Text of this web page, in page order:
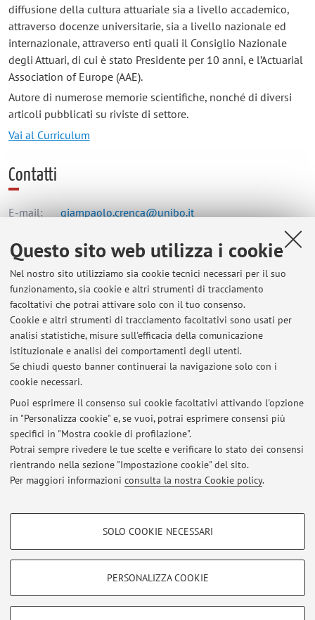
Questo sito web utilizza i cookie
Nel nostro sito utilizziamo sia cookie tecnici necessari per il suo
funzionamento, sia cookie e altri strumenti di tracciamento
facoltativi che potrai attivare solo con il tuo consenso.
Cookie e altri strumenti di tracciamento facoltativi sono usati per
analisi statistiche, misure sull'efficacia della comunicazione
istituzionale e analisi dei comportamenti degli utenti.
Se chiudi questo banner continuerai la navigazione solo con i
cookie necessari.
Puoi esprimere il consenso sui cookie facoltativi attivando l'opzione
in "Personalizza cookie" e, se vuoi, potrai esprimere consensi più
specifici in "Mostra cookie di profilazione".
Potrai sempre rivedere le tue scelte e verificare lo stato dei consensi
rientrando nella sezione "Impostazione cookie" del sito.
Per maggiori informazioni consulta la nostra Cookie policy.
COOKIE DI PROFILAZIONE - FACOLTATIVI
SOLO COOKIE NECESSARI
PERSONALIZZA COOKIE
diffusione della cultura attuariale sia a livello accademico,
attraverso docenze universitarie, sia a livello nazionale ed
internazionale, attraverso enti quali il Consiglio Nazionale
degli Attuari, di cui è stato Presidente per 10 anni, e l’Actuarial
Association of Europe (AAE).
Autore di numerose memorie scientifiche, nonché di diversi
articoli pubblicati su riviste di settore.
Vai al Curriculum
Contatti
E-mail: giampaolo.crenca@unibo.it
Dipartimento di Scienze Statistiche "Paolo Fortunati"
Via Belle Arti 41, Bologna - Vai alla mappa
Orario di ricevimento
Da concordare con il docente di volta in volta.
Ultimi avvisi
Al momento non sono presenti avvisi.
Area riservata
Accedi tramiteloginper gestire tutti i contenuti del sito.